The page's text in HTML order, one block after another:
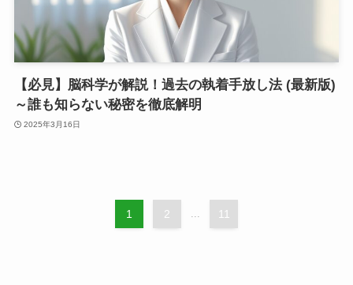
【必見】脳科学が解説！過去の執着手放し法 (最新版)
～誰も知らない秘密を徹底解明
2025年3月16日
1 2 ... 11